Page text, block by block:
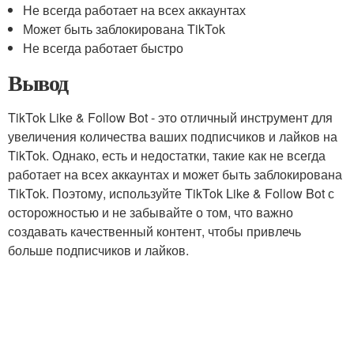
Не всегда работает на всех аккаунтах
Может быть заблокирована TikTok
Не всегда работает быстро
Вывод
TikTok Like & Follow Bot - это отличный инструмент для
увеличения количества ваших подписчиков и лайков на
TikTok. Однако, есть и недостатки, такие как не всегда
работает на всех аккаунтах и может быть заблокирована
TikTok. Поэтому, используйте TikTok Like & Follow Bot с
осторожностью и не забывайте о том, что важно
создавать качественный контент, чтобы привлечь
больше подписчиков и лайков.